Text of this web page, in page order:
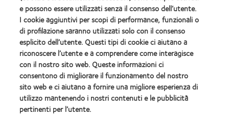
Centro notizie
Legal
Informativa sulla privacy
Informativa sui cookie
Politica sui commenti
Gestisci preferenze di consenso
e possono essere utilizzati senza il consenso dell’utente.
I cookie aggiuntivi per scopi di performance, funzionali o
di profilazione saranno utilizzati solo con il consenso
esplicito dell’utente. Questi tipi di cookie ci aiutano a
riconoscere l’utente e a comprendere come interagisce
con il nostro sito web. Queste informazioni ci
consentono di migliorare il funzionamento del nostro
sito web e ci aiutano a fornire una migliore esperienza di
utilizzo mantenendo i nostri contenuti e le pubblicità
pertinenti per l’utente.